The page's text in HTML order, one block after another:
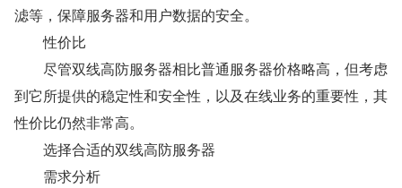
滤等，保障服务器和用户数据的安全。
性价比
尽管双线高防服务器相比普通服务器价格略高，但考虑
到它所提供的稳定性和安全性，以及在线业务的重要性，其
性价比仍然非常高。
选择合适的双线高防服务器
需求分析